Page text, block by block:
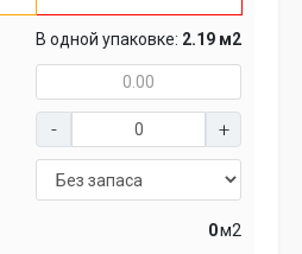
В одной упаковке: 2.19 м2
м2